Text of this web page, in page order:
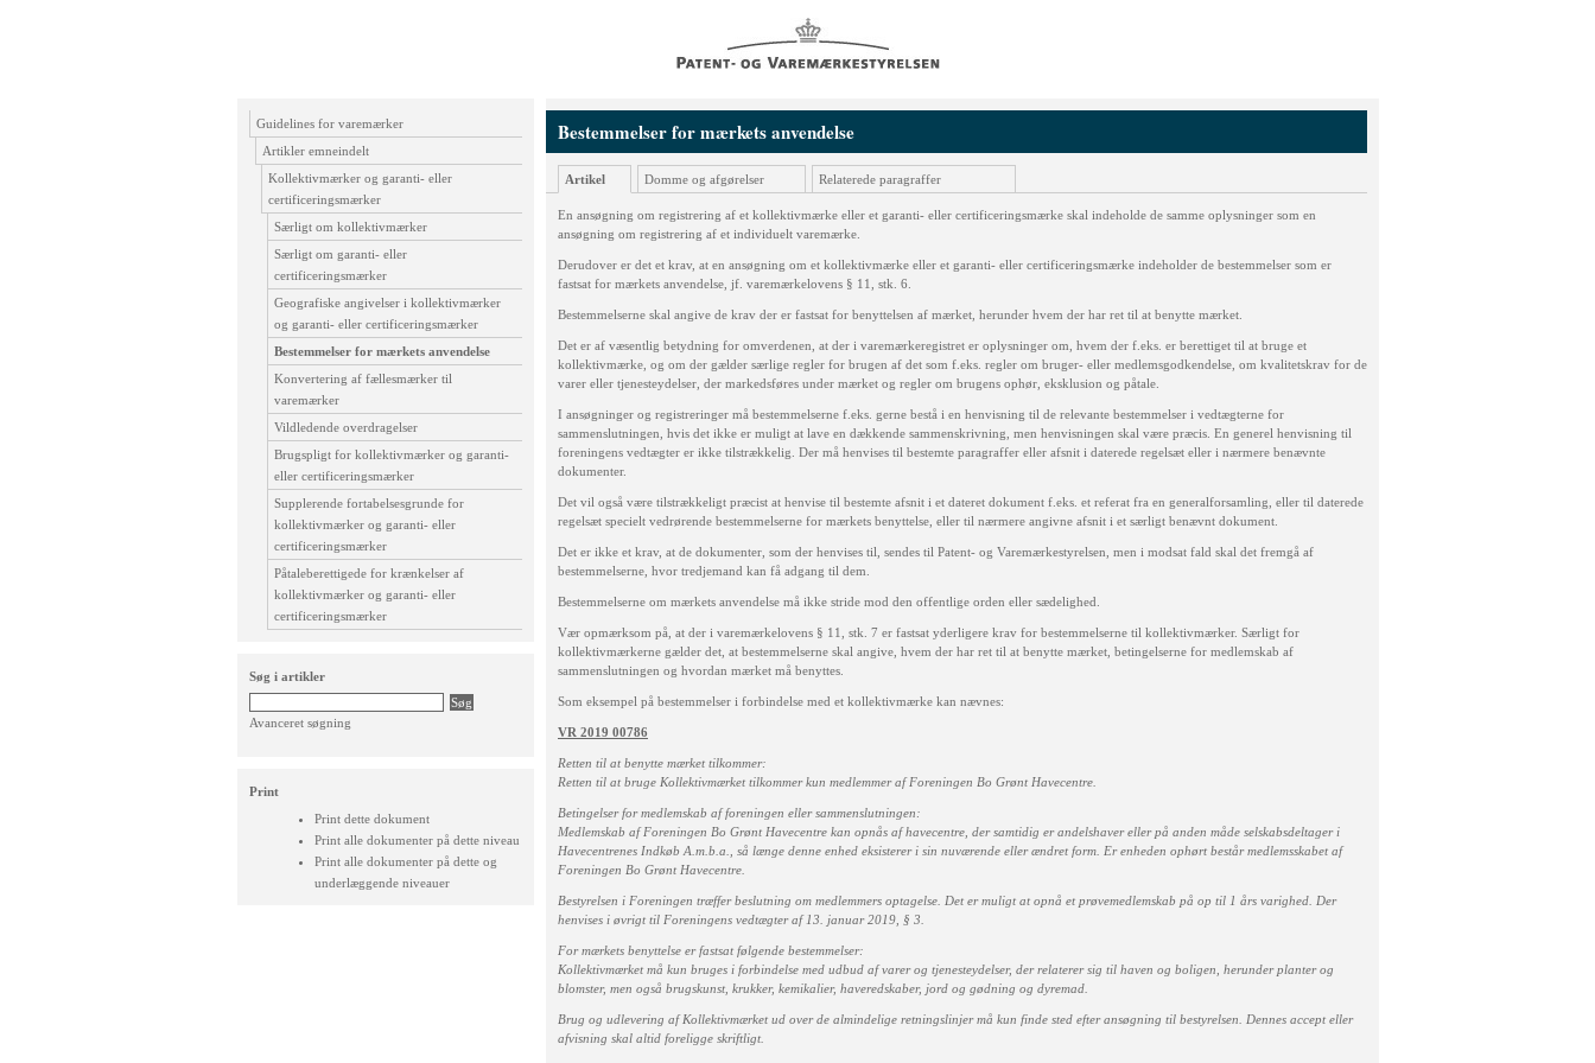
Guidelines for varemærker
Artikler emneindelt
Kollektivmærker og garanti- eller
certificeringsmærker
Særligt om kollektivmærker
Særligt om garanti- eller
certificeringsmærker
Geografiske angivelser i kollektivmærker
og garanti- eller certificeringsmærker
Bestemmelser for mærkets anvendelse
Konvertering af fællesmærker til
varemærker
Vildledende overdragelser
Brugspligt for kollektivmærker og garanti-
eller certificeringsmærker
Supplerende fortabelsesgrunde for
kollektivmærker og garanti- eller
certificeringsmærker
Påtaleberettigede for krænkelser af
kollektivmærker og garanti- eller
certificeringsmærker
Søg i artikler
Avanceret søgning
Print
Print dette dokument
Print alle dokumenter på dette niveau
Print alle dokumenter på dette og
underlæggende niveauer
Bestemmelser for mærkets anvendelse
Artikel Domme og afgørelser Relaterede paragraffer
En ansøgning om registrering af et kollektivmærke eller et garanti- eller certificeringsmærke skal indeholde de samme oplysninger som en
ansøgning om registrering af et individuelt varemærke.
Derudover er det et krav, at en ansøgning om et kollektivmærke eller et garanti- eller certificeringsmærke indeholder de bestemmelser som er
fastsat for mærkets anvendelse, jf. varemærkelovens § 11, stk. 6.
Bestemmelserne skal angive de krav der er fastsat for benyttelsen af mærket, herunder hvem der har ret til at benytte mærket.
Det er af væsentlig betydning for omverdenen, at der i varemærkeregistret er oplysninger om, hvem der f.eks. er berettiget til at bruge et
kollektivmærke, og om der gælder særlige regler for brugen af det som f.eks. regler om bruger- eller medlemsgodkendelse, om kvalitetskrav for de
varer eller tjenesteydelser, der markedsføres under mærket og regler om brugens ophør, eksklusion og påtale.
I ansøgninger og registreringer må bestemmelserne f.eks. gerne bestå i en henvisning til de relevante bestemmelser i vedtægterne for
sammenslutningen, hvis det ikke er muligt at lave en dækkende sammenskrivning, men henvisningen skal være præcis. En generel henvisning til
foreningens vedtægter er ikke tilstrækkelig. Der må henvises til bestemte paragraffer eller afsnit i daterede regelsæt eller i nærmere benævnte
dokumenter.
Det vil også være tilstrækkeligt præcist at henvise til bestemte afsnit i et dateret dokument f.eks. et referat fra en generalforsamling, eller til daterede
regelsæt specielt vedrørende bestemmelserne for mærkets benyttelse, eller til nærmere angivne afsnit i et særligt benævnt dokument.
Det er ikke et krav, at de dokumenter, som der henvises til, sendes til Patent- og Varemærkestyrelsen, men i modsat fald skal det fremgå af
bestemmelserne, hvor tredjemand kan få adgang til dem.
Bestemmelserne om mærkets anvendelse må ikke stride mod den offentlige orden eller sædelighed.
Vær opmærksom på, at der i varemærkelovens § 11, stk. 7 er fastsat yderligere krav for bestemmelserne til kollektivmærker. Særligt for
kollektivmærkerne gælder det, at bestemmelserne skal angive, hvem der har ret til at benytte mærket, betingelserne for medlemskab af
sammenslutningen og hvordan mærket må benyttes.
Som eksempel på bestemmelser i forbindelse med et kollektivmærke kan nævnes:
VR 2019 00786
Retten til at benytte mærket tilkommer:
Retten til at bruge Kollektivmærket tilkommer kun medlemmer af Foreningen Bo Grønt Havecentre.
Betingelser for medlemskab af foreningen eller sammenslutningen:
Medlemskab af Foreningen Bo Grønt Havecentre kan opnås af havecentre, der samtidig er andelshaver eller på anden måde selskabsdeltager i
Havecentrenes Indkøb A.m.b.a., så længe denne enhed eksisterer i sin nuværende eller ændret form. Er enheden ophørt består medlemsskabet af
Foreningen Bo Grønt Havecentre.
Bestyrelsen i Foreningen træffer beslutning om medlemmers optagelse. Det er muligt at opnå et prøvemedlemskab på op til 1 års varighed. Der
henvises i øvrigt til Foreningens vedtægter af 13. januar 2019, § 3.
For mærkets benyttelse er fastsat følgende bestemmelser:
Kollektivmærket må kun bruges i forbindelse med udbud af varer og tjenesteydelser, der relaterer sig til haven og boligen, herunder planter og
blomster, men også brugskunst, krukker, kemikalier, haveredskaber, jord og gødning og dyremad.
Brug og udlevering af Kollektivmærket ud over de almindelige retningslinjer må kun finde sted efter ansøgning til bestyrelsen. Dennes accept eller
afvisning skal altid foreligge skriftligt.